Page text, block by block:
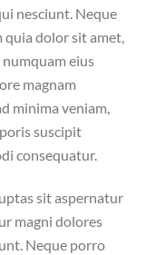
nesciunt. Neque
quia dolor sit amet,
eius
magnam
minima veniam,
suscipit
consequatur.
sit aspernatur
magni dolores
Neque porro